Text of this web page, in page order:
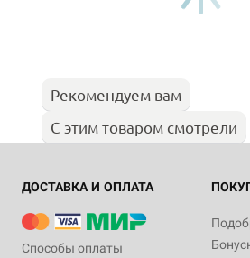
Рекомендуем вам
С этим товаром смотрели
ДОСТАВКА И ОПЛАТА
Способы оплаты